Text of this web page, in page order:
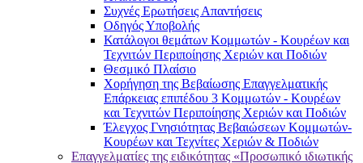
Συχνές Ερωτήσεις Απαντήσεις
Οδηγός Υποβολής
Κατάλογοι θεμάτων Κομμωτών - Κουρέων και
Τεχνιτών Περιποίησης Χεριών και Ποδιών
Θεσμικό Πλαίσιο
Χορήγηση της Βεβαίωσης Επαγγελματικής
Επάρκειας επιπέδου 3 Κομμωτών - Κουρέων
και Τεχνιτών Περιποίησης Χεριών και Ποδιών
Έλεγχος Γνησιότητας Βεβαιώσεων Κομμωτών-
Κουρέων και Τεχνίτες Χεριών & Ποδιών
Επαγγελματίες της ειδικότητας «Προσωπικό ιδιωτικής